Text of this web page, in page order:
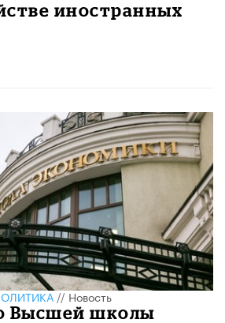
иностранных
//Новость
Высшей школы